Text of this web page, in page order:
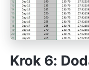
Krok 6: